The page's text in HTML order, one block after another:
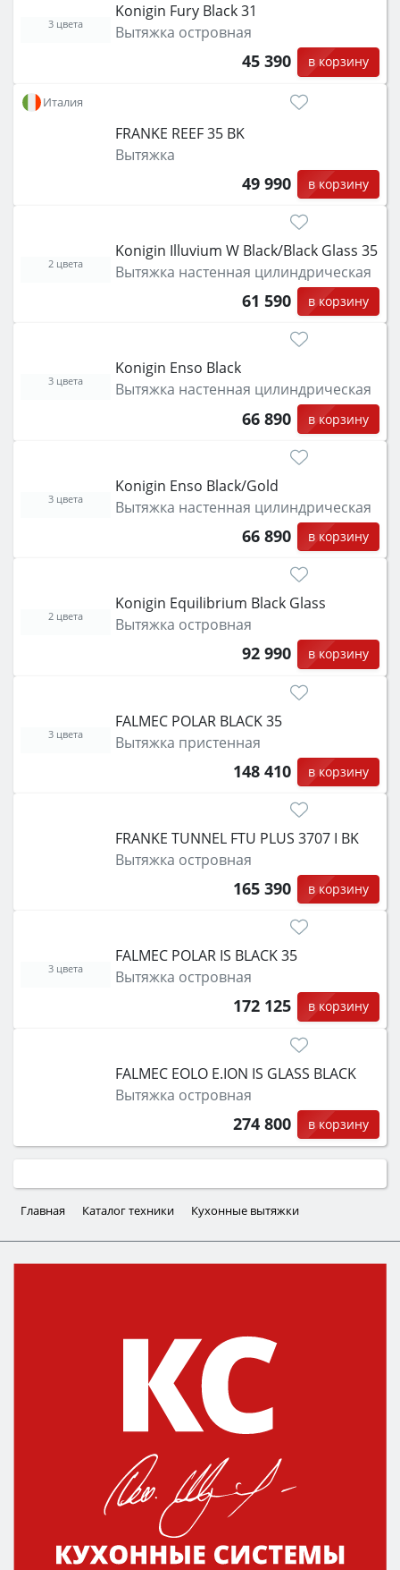
Konigin Fury Black 31
Вытяжка островная
45 390 в корзину
3 цвета
Италия
FRANKE REEF 35 BK
Вытяжка
49 990 в корзину
Konigin Illuvium W Black/Black Glass 35
Вытяжка настенная цилиндрическая
61 590 в корзину
2 цвета
Konigin Enso Black
Вытяжка настенная цилиндрическая
66 890 в корзину
3 цвета
Konigin Enso Black/Gold
Вытяжка настенная цилиндрическая
66 890 в корзину
3 цвета
Konigin Equilibrium Black Glass
Вытяжка островная
92 990 в корзину
2 цвета
FALMEC POLAR BLACK 35
Вытяжка пристенная
148 410 в корзину
3 цвета
FRANKE TUNNEL FTU PLUS 3707 I BK
Вытяжка островная
165 390 в корзину
FALMEC POLAR IS BLACK 35
Вытяжка островная
172 125 в корзину
3 цвета
FALMEC EOLO E.ION IS GLASS BLACK
Вытяжка островная
274 800 в корзину
Главная Каталог техники Кухонные вытяжки